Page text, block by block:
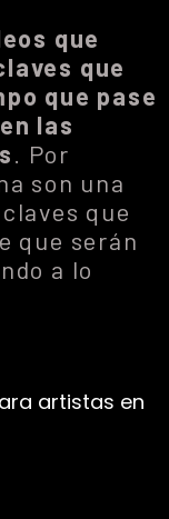
que
que
que pase
las
. Por
son una
que
que serán
a lo